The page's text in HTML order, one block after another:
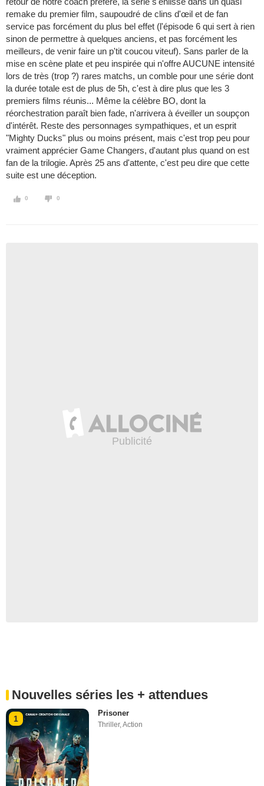
remake du premier film, saupoudré de clins d'œil et de fan
service pas forcément du plus bel effet (l'épisode 6 qui sert à rien
sinon de permettre à quelques anciens, et pas forcément les
meilleurs, de venir faire un p'tit coucou viteuf). Sans parler de la
mise en scène plate et peu inspirée qui n'offre AUCUNE intensité
lors de très (trop ?) rares matchs, un comble pour une série dont
la durée totale est de plus de 5h, c'est à dire plus que les 3
premiers films réunis... Même la célèbre BO, dont la
réorchestration paraît bien fade, n'arrivera à éveiller un soupçon
d'intérêt. Reste des personnages sympathiques, et un esprit
"Mighty Ducks" plus ou moins présent, mais c'est trop peu pour
vraiment apprécier Game Changers, d'autant plus quand on est
fan de la trilogie. Après 25 ans d'attente, c'est peu dire que cette
suite est une déception.
0 0
Nouvelles séries les + attendues
1
Prisoner
Thriller,Action